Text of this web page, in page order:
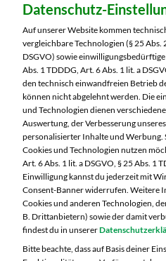
MARKTKAUF
Carl-
97424
Telefon:
Markt
Öffnungszeiten
Mo:
Di:
Mi:
Do:
Fr:
Datenschutz-
Auf unserer Website kommen
vergleichbare Technologien (§ 25 Abs.
DSGVO) sowie
Abs. 1 TDDDG, Art. 6 Abs. 1 lit. a
den technisch einwandfreien Betrieb
können nicht abgelehnt werden. Die
und Technologien dienen
Auswertung, der Verbesserung
personalisierter Inhalte und Werbung.
Cookies und Technologien nutzen
Art. 6 Abs. 1 lit. a DSGVO, § 25 Abs. 1
Einwilligung kannst du jederzeit mit
Consent-Banner widerrufen. Weitere
Cookies und anderen Technologien,
B. Drittanbietern) sowie der damit
findest du in unserer
Bitte beachte, dass auf Basis deiner